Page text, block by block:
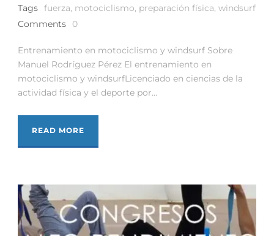
Tags fuerza, motociclismo, preparación física, windsurf
Comments
0
Entrenamiento en motociclismo y windsurf Sobre
Manuel Rodríguez Pérez El entrenamiento en
motociclismo y windsurfLicenciado en ciencias de la
actividad física y el deporte por...
READ MORE